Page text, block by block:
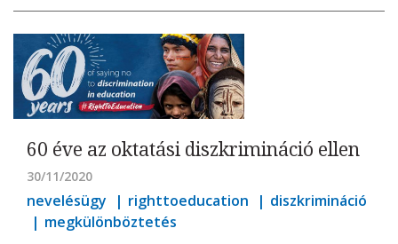
60 éve az oktatási diszkrimináció ellen
30/11/2020
nevelésügy righttoeducation
diszkrimináció
megkülönböztetés